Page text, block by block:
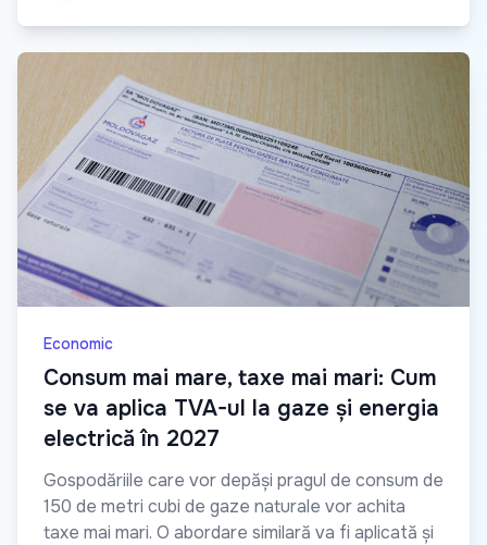
Economic
Consum mai mare, taxe mai mari: Cum
se va aplica TVA-ul la gaze și energia
electrică în 2027
Gospodăriile care vor depăși pragul de consum de
150 de metri cubi de gaze naturale vor achita
taxe mai mari. O abordare similară va fi aplicată și